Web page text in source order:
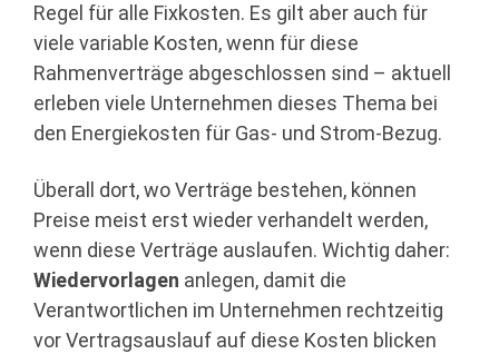
Regel für alle Fixkosten. Es gilt aber auch für
viele variable Kosten, wenn für diese
Rahmenverträge abgeschlossen sind – aktuell
erleben viele Unternehmen dieses Thema bei
den Energiekosten für Gas- und Strom-Bezug.
Überall dort, wo Verträge bestehen, können
Preise meist erst wieder verhandelt werden,
wenn diese Verträge auslaufen. Wichtig daher:
Wiedervorlagen anlegen, damit die
Verantwortlichen im Unternehmen rechtzeitig
vor Vertragsauslauf auf diese Kosten blicken